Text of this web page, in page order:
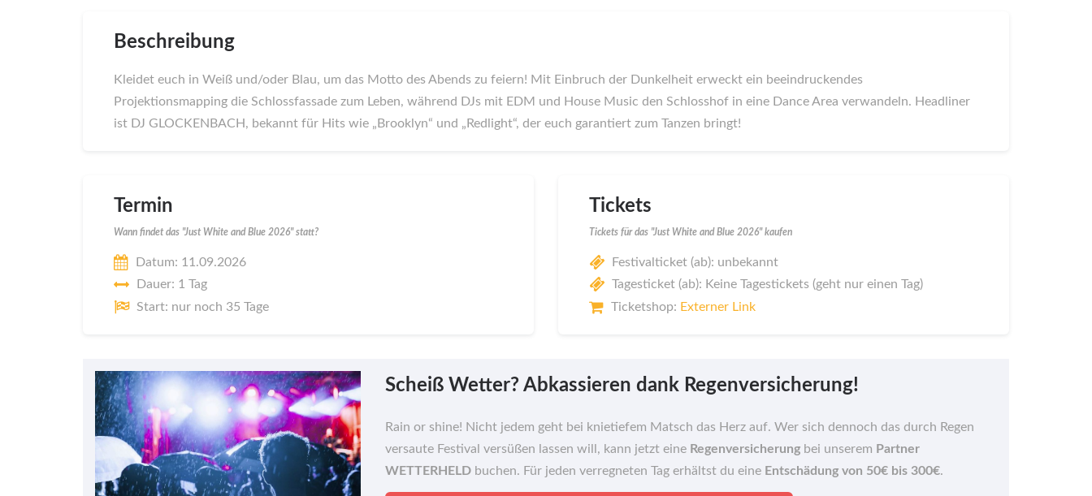
Beschreibung
Kleidet euch in Weiß und/oder Blau, um das Motto des Abends zu feiern! Mit Einbruch der Dunkelheit erweckt ein beeindruckendes
Projektionsmapping die Schlossfassade zum Leben, während DJs mit EDM und House Music den Schlosshof in eine Dance Area verwandeln. Headliner
ist DJ GLOCKENBACH, bekannt für Hits wie „Brooklyn“ und „Redlight“, der euch garantiert zum Tanzen bringt!
Termin
Wann findet das "Just White and Blue 2026" statt?
Datum: 11.09.2026
Dauer: 1 Tag
Start: nur noch 35 Tage
Tickets
Tickets für das "Just White and Blue 2026" kaufen
Festivalticket (ab): unbekannt
Tagesticket (ab): Keine Tagestickets (geht nur einen Tag)
Ticketshop: Externer Link
Scheiß Wetter? Abkassieren dank Regenversicherung!
Rain or shine! Nicht jedem geht bei knietiefem Matsch das Herz auf. Wer sich dennoch das durch Regen
versaute Festival versüßen lassen will, kann jetzt eine Regenversicherung bei unserem Partner
WETTERHELD buchen. Für jeden verregneten Tag erhältst du eine Entschädung von 50€ bis 300€.